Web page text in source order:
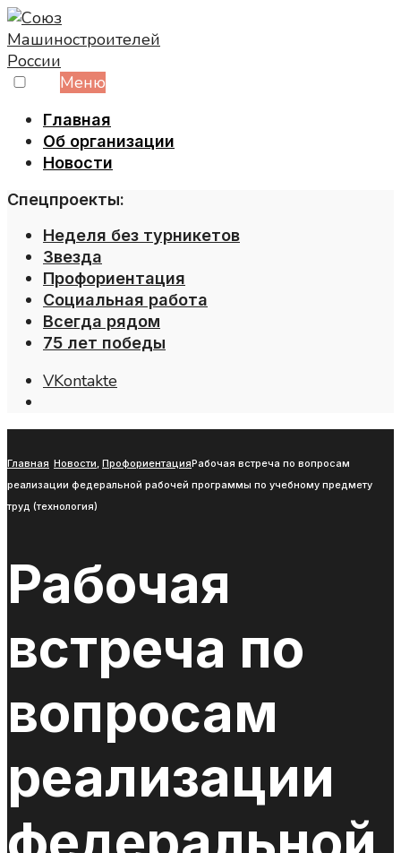
Skip
to
content
Меню
Главная
Об организации
Новости
Спецпроекты:
Неделя без турникетов
Звезда
Профориентация
Социальная работа
Всегда рядом
75 лет победы
VKontakte
Главная Новости, ПрофориентацияРабочая встреча по вопросам
реализации федеральной рабочей программы по учебному предмету
труд (технология)
Рабочая
встреча по
вопросам
реализации